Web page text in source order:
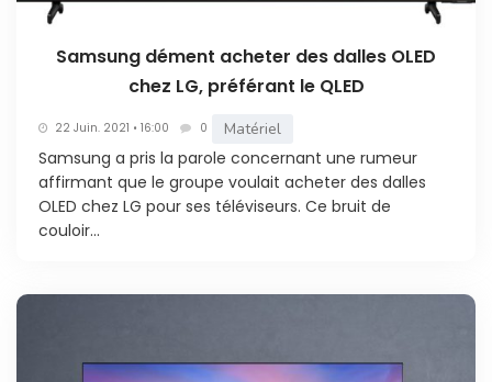
Samsung dément acheter des dalles OLED
chez LG, préférant le QLED
22 Juin. 2021 • 16:00 0 Matériel
Samsung a pris la parole concernant une rumeur
affirmant que le groupe voulait acheter des dalles
OLED chez LG pour ses téléviseurs. Ce bruit de
couloir...